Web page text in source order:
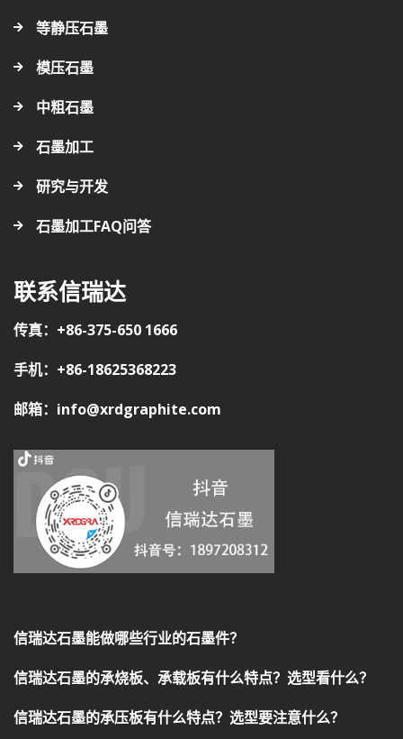
等静压石墨
模压石墨
中粗石墨
石墨加工
研究与开发
石墨加工FAQ问答
联系信瑞达
传真：+86-375-650 1666
手机：+86-18625368223
邮箱：info@xrdgraphite.com
信瑞达石墨能做哪些行业的石墨件？
信瑞达石墨的承烧板、承载板有什么特点？选型看什么？
信瑞达石墨的承压板有什么特点？选型要注意什么？